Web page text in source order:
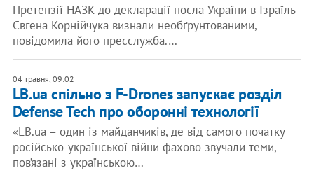
Претензії НАЗК до декларації посла України в Ізраїль
Євгена Корнійчука визнали необґрунтованими,
повідомила його пресслужба.…
04 травня, 09:02
LB.ua спільно з F-Drones запускає розділ
Defense Tech про оборонні технології
«LB.ua – один із майданчиків, де від самого початку
російсько-української війни фахово звучали теми,
пов’язані з українською…